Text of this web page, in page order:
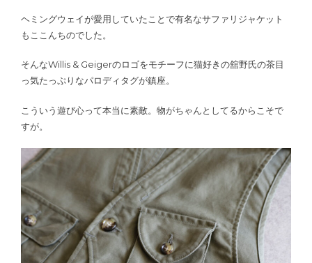
ヘミングウェイが愛用していたことで有名なサファリジャケット
もここんちのでした。
そんなWillis & Geigerのロゴをモチーフに猫好きの舘野氏の茶目
っ気たっぷりなパロディタグが鎮座。
こういう遊び心って本当に素敵。物がちゃんとしてるからこそで
すが。